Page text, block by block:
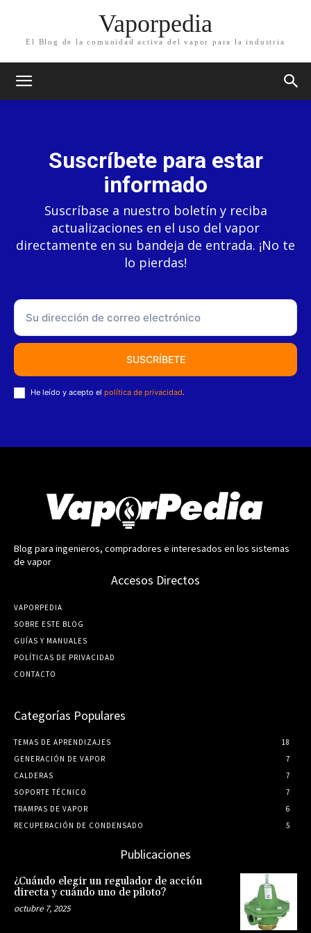
Vaporpedia
El Blog de la comunidad activa del vapor para la industria
Suscríbete para estar
informado
Suscríbase a nuestro boletín y reciba
actualizaciones en el uso del vapor
directamente en su bandeja de entrada. ¡No te
lo pierdas!
SUSCRÍBETE
He leído y acepto el política de privacidad.
Blog para ingenieros, compradores e interesados en los sistemas
de vapor
Accesos Directos
VAPORPEDIA
SOBRE ESTE BLOG
GUÍ­AS Y MANUALES
POLÍTICAS DE PRIVACIDAD
CONTACTO
Categorías Populares
TEMAS DE APRENDIZAJES
18
GENERACIÓN DE VAPOR
7
CALDERAS
7
SOPORTE TÉCNICO
7
TRAMPAS DE VAPOR
6
RECUPERACIÓN DE CONDENSADO
5
Publicaciones
¿Cuándo elegir un regulador de acción
directa y cuándo uno de piloto?
octubre 7, 2025